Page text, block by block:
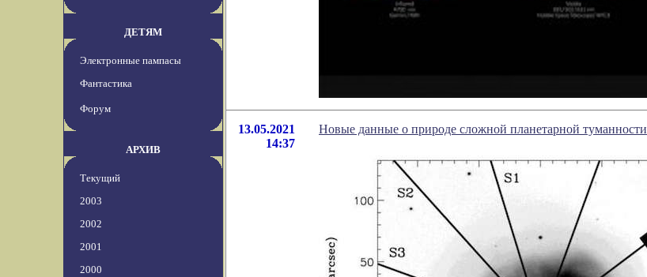
ДЕТЯМ
Электронные пампасы
Фантастика
Форум
АРХИВ
Текущий
2003
2002
2001
2000
13.05.2021
14:37
Новые данные о природе сложной планетарной туманности